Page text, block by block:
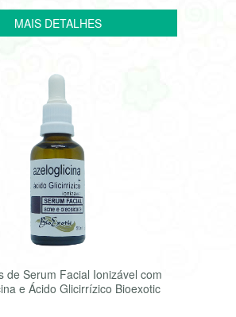
de Serum Facial Ionizável com
e Ácido Glicirrízico Bioexotic